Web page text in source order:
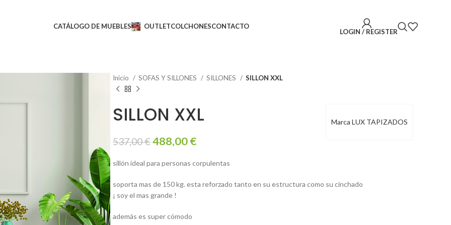
CATÁLOGO DE MUEBLES OUTLETCOLCHONESCONTACTO
LOGIN / REGISTER
Inicio SOFAS Y SILLONES SILLONES SILLON XXL
Marca LUX TAPIZADOS
SILLON XXL
537,00€488,00€
sillón ideal para personas corpulentas
soporta mas de 150 kg. esta reforzado tanto en su estructura como su cinchado
¡ soy el mas grande !
además es super cómodo